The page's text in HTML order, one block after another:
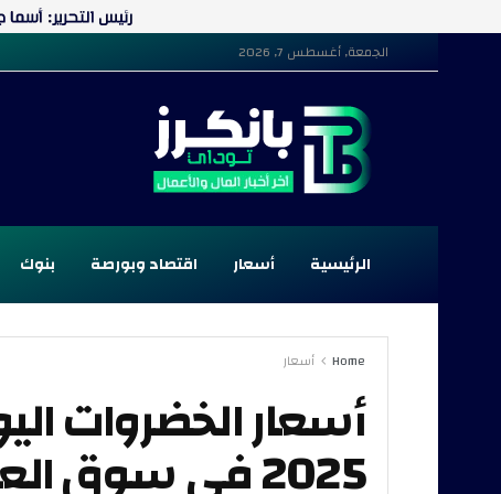
الجمعة, أغسطس 7, 2026
الرئيسية أسعار اقتصاد وبورصة بنوك
Home أسعار
2025 في سوق العبور